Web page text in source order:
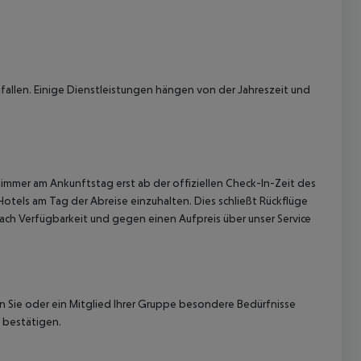
Einige Dienstleistungen hängen von der Jahreszeit und
am Ankunftstag erst ab der offiziellen Check-In-Zeit des
am Tag der Abreise einzuhalten. Dies schließt Rückflüge
Verfügbarkeit und gegen einen Aufpreis über unser Service
oder ein Mitglied Ihrer Gruppe besondere Bedürfnisse
bestätigen.